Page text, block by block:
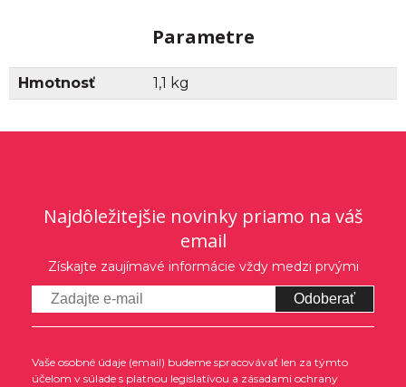
Parametre
Hmotnosť 1,1 kg
Najdôležitejšie novinky priamo na váš
email
Získajte zaujímavé informácie vždy medzi prvými
Odoberať
Vaše osobné údaje (email) budeme spracovávať len za týmto
účelom v súlade s platnou legislatívou a zásadami ochrany